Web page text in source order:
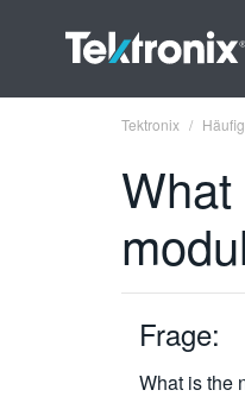
Tektronix
Frage:
What is the